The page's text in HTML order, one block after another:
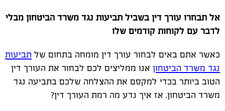
אל תבחרו עורך דין בשביל תביעות נגד משרד הביטחון מבלי
לדבר עם לקוחות קודמים שלו
כאשר אתם באים לבחור עורך דין מומחה בתחום של תביעות
נגד משרד הביטחון אנו ממליצים לכם לבחור את העורך דין
הטוב ביותר בכדי למקסם את ההצלחה שלכם בתביעה נגד
משרד הביטחון. אז איך נדע מה רמת העורך דין?